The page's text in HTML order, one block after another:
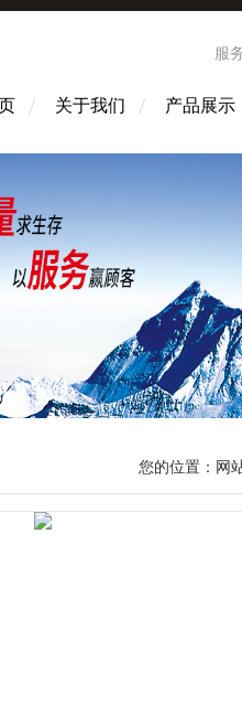
服
关于我们 产品展示
您的位置： 网